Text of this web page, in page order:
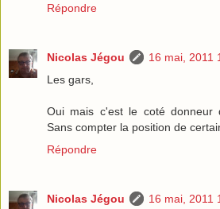
Répondre
Nicolas Jégou
16 mai, 2011
Les gars,
Oui mais c'est le coté donneur
Sans compter la position de
Répondre
Nicolas Jégou
16 mai, 2011